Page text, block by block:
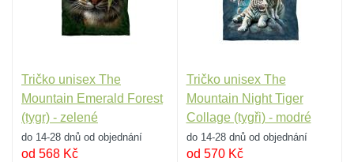
Tričko unisex The
Mountain Emerald Forest
(tygr) - zelené
do 14-28 dnů od objednání
od 568 Kč
Tričko unisex The
Mountain Night Tiger
Collage (tygři) - modré
do 14-28 dnů od objednání
od 570Kč